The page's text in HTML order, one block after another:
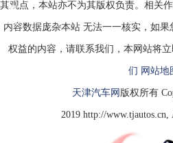
跑
CC
其观点，本站亦不为其版权负责。相关
内容数据庞杂本站 无法一一核实，如
权益的内容，请联系我们，本网站将立
们 网站地
天津汽车网 版权所有
2019 http://www.tjautos.cn,